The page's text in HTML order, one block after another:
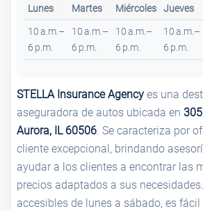
Lunes Martes Miércoles Jueves
10 a.m.–
6 p.m.
10 a.m.–
6 p.m.
10 a.m.–
6 p.m.
10 a.m.–
6 p.m.
STELLA Insurance Agency es una
aseguradora de autos ubicada en
Aurora, IL 60506. Se caracteriza por
cliente excepcional, brindando
ayudar a los clientes a encontrar las
precios adaptados a sus
accesibles de lunes a sábado, es